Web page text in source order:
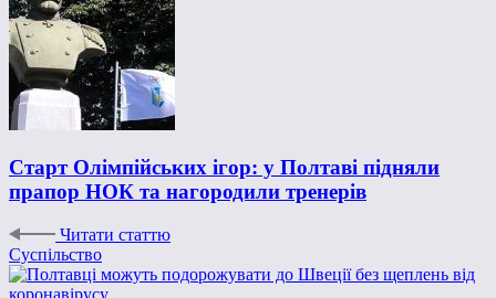
Старт Олімпійських ігор: у Полтаві підняли
прапор НОК та нагородили тренерів
Читати статтю
Суспільство